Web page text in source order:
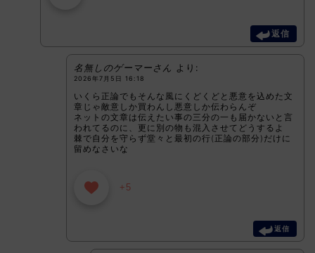
返信
名無しのゲーマーさん より:
2026年7月5日 16:18
いくら正論でもそんな風にくどくどと悪意を込めた文
章じゃ敵意しか買わんし悪意しか伝わらんぞ
ネットの文章は伝えたい事の三分の一も届かないと言
われてるのに、更に別の物も混入させてどうするよ
棘で自分を守らず堂々と最初の行(正論の部分)だけに
留めなさいな
+5
返信